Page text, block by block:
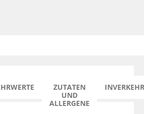
ZUTATEN
UND
ALLERGENE